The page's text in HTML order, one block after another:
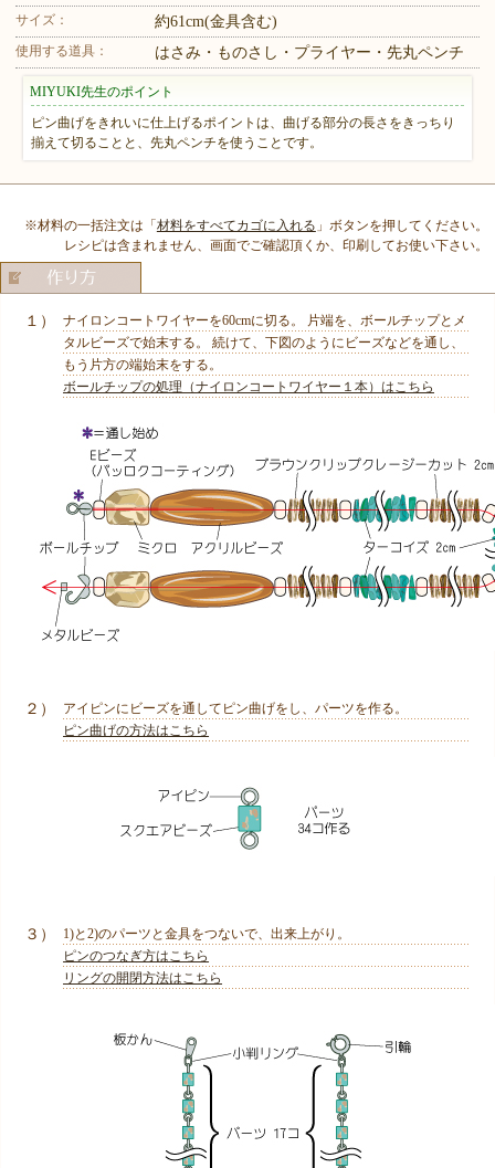
サイズ： 約61cm(金具含む)
使用する道具： はさみ・ものさし・プライヤー・先丸ペンチ
MIYUKI先生のポイント
ピン曲げをきれいに仕上げるポイントは、曲げる部分の長さをきっちり
揃えて切ることと、先丸ペンチを使うことです。
※材料の一括注文は「材料をすべてカゴに入れる 」ボタンを押してください。
レシピは含まれません、画面でご確認頂くか、印刷してお使い下さい。
１）
ナイロンコートワイヤーを60cmに切る。 片端を、ボールチップとメ
タルビーズで始末する。 続けて、下図のようにビーズなどを通し、
もう片方の端始末をする。
ボールチップの処理（ナイロンコートワイヤー１本）はこちら
２）
アイピンにビーズを通してピン曲げをし、パーツを作る。
ピン曲げの方法はこちら
３）
1)と2)のパーツと金具をつないで、出来上がり。
ピンのつなぎ方はこちら
リングの開閉方法はこちら